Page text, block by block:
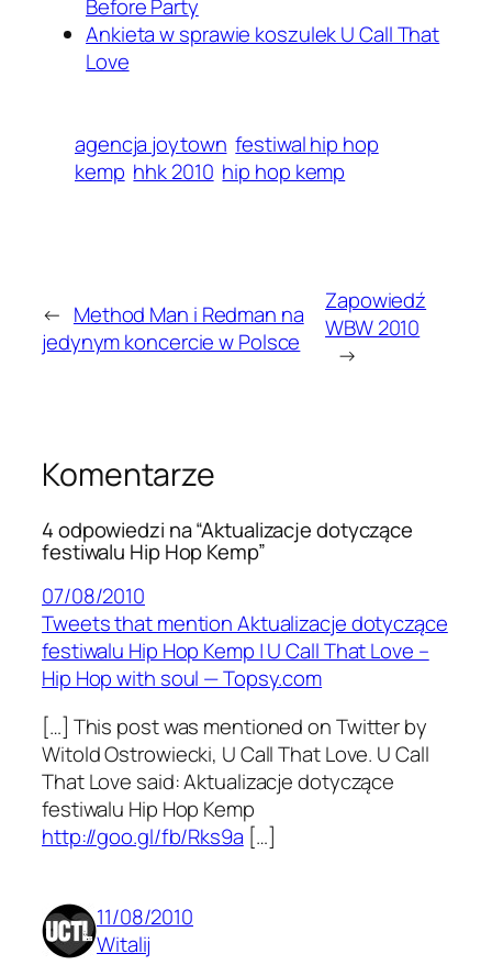
Before Party
Ankieta w sprawie koszulek U Call That
Love
agencja joytown festiwal hip hop
kemp hhk 2010 hip hop kemp
← Method Man i Redman na
jedynym koncercie w Polsce
Zapowiedź
WBW 2010
→
Komentarze
4 odpowiedzi na “Aktualizacje dotyczące
festiwalu Hip Hop Kemp”
07/08/2010
Tweets that mention Aktualizacje dotyczące
festiwalu Hip Hop Kemp | U Call That Love –
Hip Hop with soul — Topsy.com
[…] This post was mentioned on Twitter by
Witold Ostrowiecki, U Call That Love. U Call
That Love said: Aktualizacje dotyczące
festiwalu Hip Hop Kemp
http://goo.gl/fb/Rks9a […]
11/08/2010
Witalij